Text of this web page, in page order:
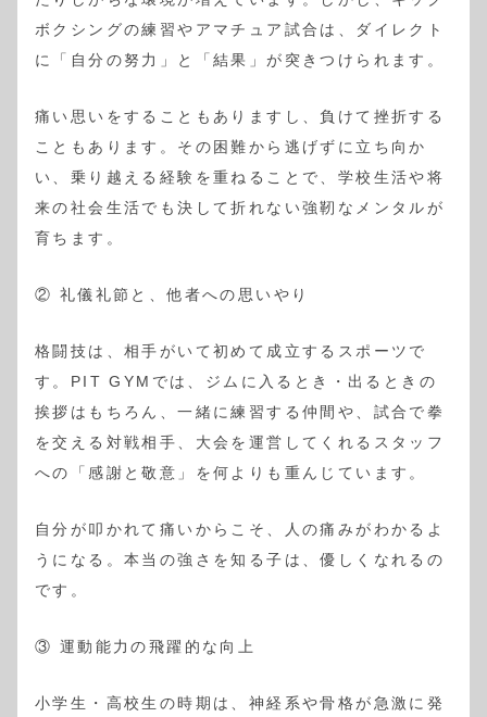
ボクシングの練習やアマチュア試合は、ダイレクト
に「自分の努力」と「結果」が突きつけられます。
痛い思いをすることもありますし、負けて挫折する
こともあります。その困難から逃げずに立ち向か
い、乗り越える経験を重ねることで、学校生活や将
来の社会生活でも決して折れない強靭なメンタルが
育ちます。
② 礼儀礼節と、他者への思いやり
格闘技は、相手がいて初めて成立するスポーツで
す。PIT GYMでは、ジムに入るとき・出るときの
挨拶はもちろん、一緒に練習する仲間や、試合で拳
を交える対戦相手、大会を運営してくれるスタッフ
への「感謝と敬意」を何よりも重んじています。
自分が叩かれて痛いからこそ、人の痛みがわかるよ
うになる。本当の強さを知る子は、優しくなれるの
です。
③ 運動能力の飛躍的な向上
小学生・高校生の時期は、神経系や骨格が急激に発